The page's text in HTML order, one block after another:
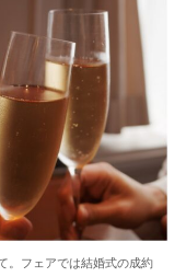
。フェアでは結婚式の成約